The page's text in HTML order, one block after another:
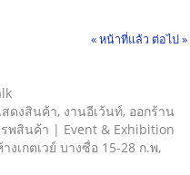
« หน้าที่แล้ว ต่อไป »
ดงสินค้า, งานอีเว้นท์, ออกร้าน
พสินค้า | Event & Exhibition
เกตเวย์ บางซื่อ 15-28 ก.พ,